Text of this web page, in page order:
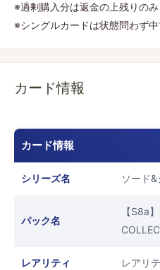
※過剰購入分は返金の上残りの
※シングルカードは状態問わず
カード情報
カード情報
シリーズ名 ソード&
パック名
【S8a
レアリティ レアリ